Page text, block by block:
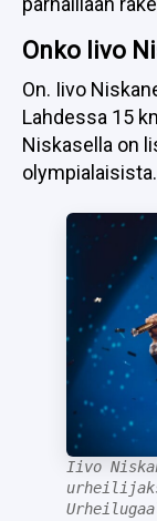
Onko Iivo
Lahdessa 15
Niskasella on
olympialaisista.
Iivo